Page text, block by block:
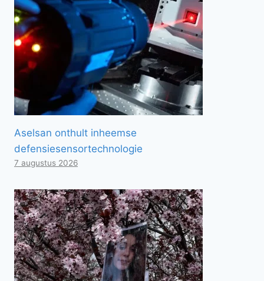
Aselsan onthult inheemse
defensiesensortechnologie
7 augustus 2026